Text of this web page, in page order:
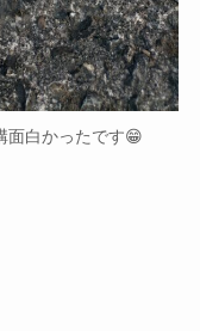
面白かったです😁